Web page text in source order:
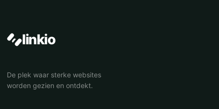
linkio
De plek waar sterke websites
worden gezien en ontdekt.